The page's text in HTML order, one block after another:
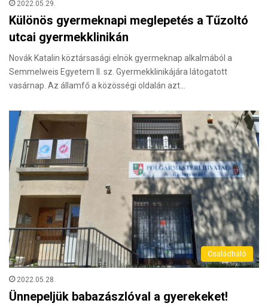
2022.05.29.
Különös gyermeknapi meglepetés a Tűzoltó
utcai gyermekklinikán
Novák Katalin köztársasági elnök gyermeknap alkalmából a
Semmelweis Egyetem II. sz. Gyermekklinikájára látogatott
vasárnap. Az államfő a közösségi oldalán azt…
Családháló
2022.05.28.
Ünnepeljük babazászlóval a gyerekeket!